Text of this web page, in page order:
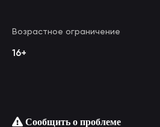
Возрастное ограничение
16+
Сообщить о проблеме